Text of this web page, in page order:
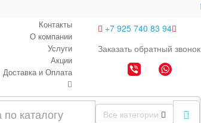
Контакты
О компании
Услуги
Акции
Доставка и Оплата
+7 925 740 83 94
Заказать обратный звонок
Все категории